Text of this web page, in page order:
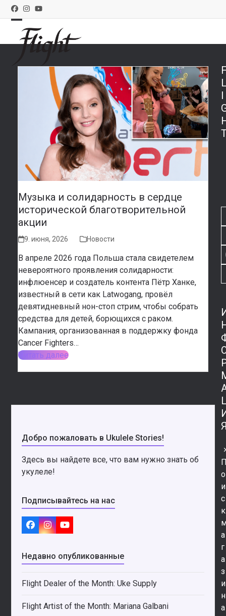
Skip
to
content
Facebook
Instagram
YouTube
Open
menu
Close
menu
Музыка и солидарность в сердце
исторической благотворительной
акции
9. июня, 2026 Новости
В апреле 2026 года Польша стала свидетелем
невероятного проявления солидарности:
инфлюенсер и создатель контента Пётр Ханке,
известный в сети как Latwogang, провёл
девятидневный нон-стоп стрим, чтобы собрать
средства для детей, борющихся с раком.
Кампания, организованная в поддержку фонда
Cancer Fighters…
Читать далее
Добро пожаловать в Ukulele Stories!
Здесь вы найдете все, что вам нужно знать об
укулеле!
Подписывайтесь на нас
Facebook
Instagram
YouTube
Недавно опубликованные
Flight Dealer of the Month: Uke Supply
Flight Artist of the Month: Mariana Galbani
I
о
и
с
к
а
г
а
з
и
н
а